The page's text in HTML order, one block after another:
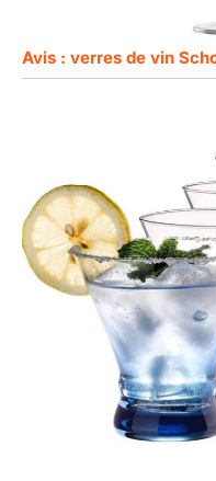
Avis : verres de vin